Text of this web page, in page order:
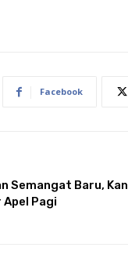
Facebook
Semangat Baru,
Apel Pagi